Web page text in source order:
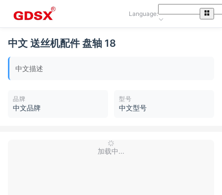
Language:
中文 送丝机配件 盘轴 18
中文描述
品牌
中文品牌
型号
中文型号
加载中...